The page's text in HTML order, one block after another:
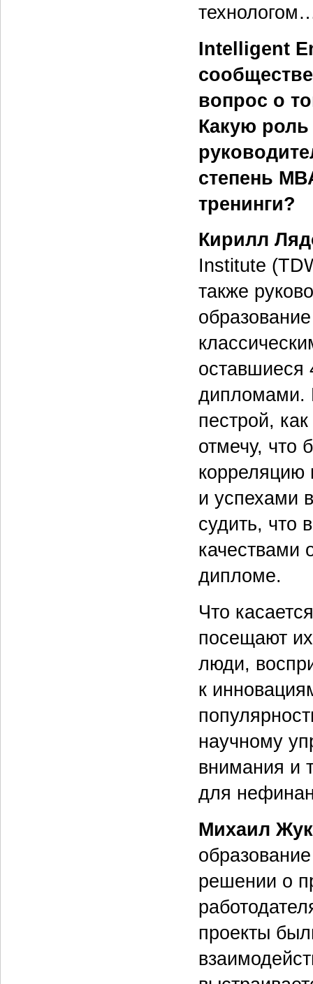
Intelligent
вопрос о
Какую роль
степень
тренинги?
Кирилл
Institute
также
дипломами.
пестрой,
отмечу, что
корреляцию
и успехами
судить, что
качествами
дипломе.
Что
посещают
люди,
к
научному
внимания и
для
Михаил
решении о
проекты